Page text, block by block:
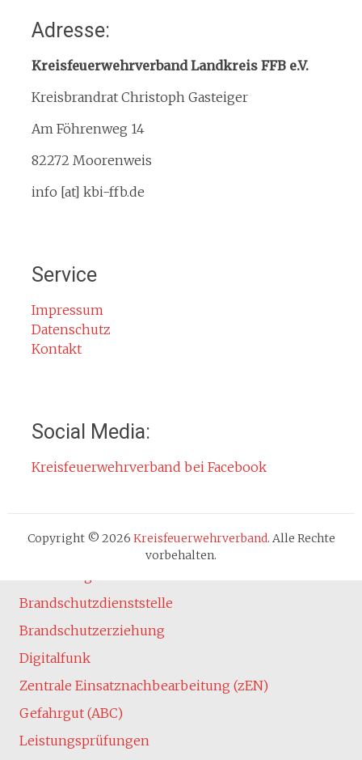
Organisation
Kreisfeuerwehrverband
Kreisbrandinspektion
Service
Rauchmelder
Rettungsgasse
Gefahr durch Kohlenmonoxid
Cookie-Hinweis
Atemschutz
Brandschutzdienststelle
Brandschutzerziehung
Digitalfunk
Zentrale Einsatznachbearbeitung (zEN)
Gefahrgut (ABC)
Leistungsprüfungen
Adresse:
Kreisfeuerwehrverband Landkreis FFB e.V.
Kreisbrandrat Christoph Gasteiger
Am Föhrenweg 14
82272 Moorenweis
info [at] kbi-ffb.de
Service
Impressum
Datenschutz
Kontakt
Social Media:
Kreisfeuerwehrverband bei Facebook
Copyright © 2026 Kreisfeuerwehrverband. Alle Rechte
vorbehalten.